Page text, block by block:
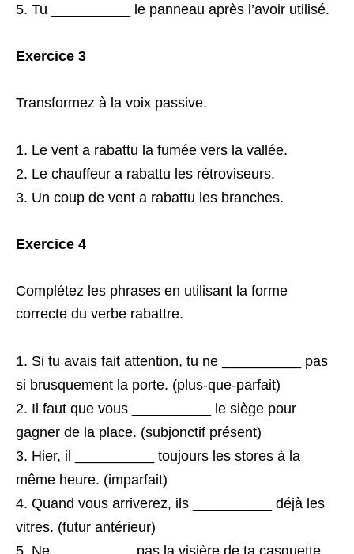
Tu __________ le panneau après l’avoir utilisé.
Exercice 3
Transformez à la voix passive.
Le vent a rabattu la fumée vers la vallée.
Le chauffeur a rabattu les rétroviseurs.
Un coup de vent a rabattu les branches.
Exercice 4
Complétez les phrases en utilisant la forme
correcte du verbe rabattre.
Si tu avais fait attention, tu ne __________ pas
si brusquement la porte. (plus-que-parfait)
Il faut que vous __________ le siège pour
gagner de la place. (subjonctif présent)
Hier, il __________ toujours les stores à la
même heure. (imparfait)
Quand vous arriverez, ils __________ déjà les
vitres. (futur antérieur)
Ne __________ pas la visière de ta casquette,